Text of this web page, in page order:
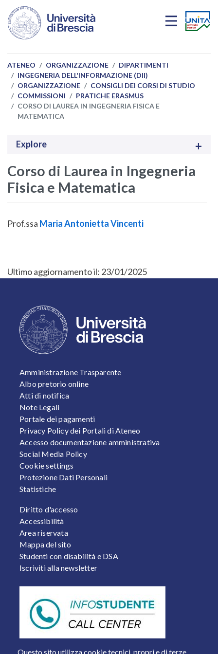
Salta al contenuto principale
ATENEO ORGANIZZAZIONE
DIPARTIMENTI
INGEGNERIA DELL'INFORMAZIONE (DII)
ORGANIZZAZIONE
CONSIGLI DEI CORSI DI STUDIO
COMMISSIONI
PRATICHE ERASMUS
CORSO DI LAUREA IN INGEGNERIA FISICA E
MATEMATICA
Explore
Corso di Laurea in Ingegneria
Fisica e Matematica
Prof.ssa Maria Antonietta Vincenti
Ultimo aggiornamento il: 23/01/2025
Questo sito utilizza cookie tecnici, propri e di terze
FOOTER 1
Amministrazione Trasparente
Albo pretorio online
Atti di notifica
Note Legali
Portale dei pagamenti
Privacy Policy dei Portali di Ateneo
Accesso documentazione amministrativa
Social Media Policy
Cookie settings
Protezione Dati Personali
Statistiche
FOOTER 2
Diritto d'accesso
Accessibilità
Area riservata
Mappa del sito
Studenti con disabilità e DSA
Iscriviti alla newsletter